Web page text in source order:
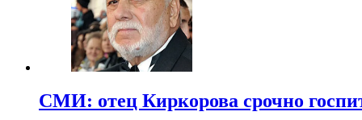
СМИ: отец Киркорова срочно